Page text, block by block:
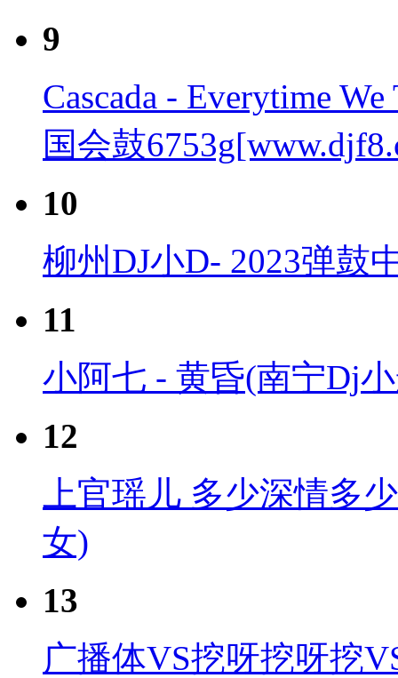
9
Cascada - Everytime
国会鼓
10
柳州DJ小D- 2023弹鼓
11
小阿七 - 黄昏(南宁Dj
12
上官瑶儿 多少深情多
女)
13
广播体VS挖呀挖呀挖